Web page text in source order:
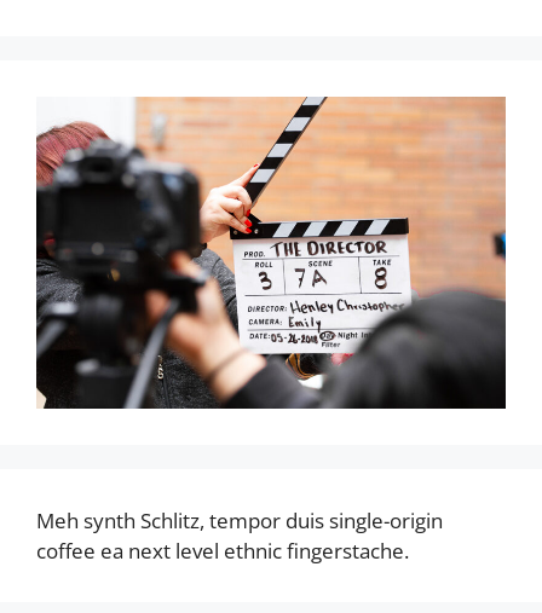
Meh synth Schlitz, tempor duis single-origin
coffee ea next level ethnic fingerstache.